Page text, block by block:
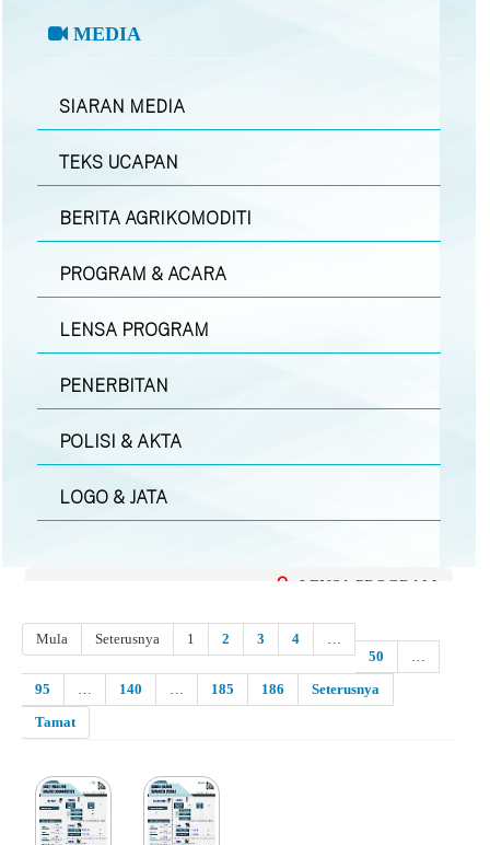
MEDIA
SIARAN MEDIA
TEKS UCAPAN
BERITA AGRIKOMODITI
PROGRAM & ACARA
LENSA PROGRAM
PENERBITAN
POLISI & AKTA
LOGO & JATA
LENSA PROGRAM
Mula Seterusnya 1 2 3 4
…
50
…
95
… 140 … 185 186
Seterusnya
Tamat